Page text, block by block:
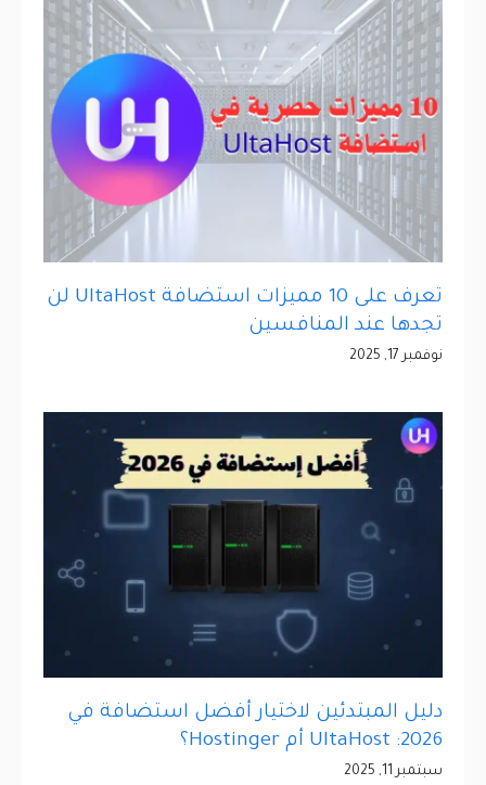
تعرف على 10 مميزات استضافة UltaHost لن
تجدها عند المنافسين
نوفمبر 17, 2025
دليل المبتدئين لاختيار أفضل استضافة في
2026: UltaHost أم Hostinger؟
سبتمبر 11, 2025